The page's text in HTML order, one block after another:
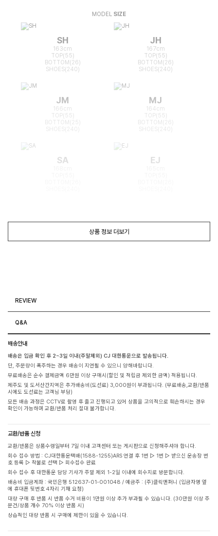
MODEL SIZE
SH
163cm
TOP(55)
BOTTOM(26)
SHOES(240)
JH
167cm
TOP(55)
BOTTOM(26)
SHOES(240)
JM
166cm
TOP(55)
BOTTOM(25)
MJ
164cm
TOP(55)
BOTTOM(26)
SA EJ
상품 정보 더보기
REVIEW
Q&A
배송안내
배송은 입금 확인 후 2~3일 이내(주말제외) CJ 대한통운으로 발송됩니다.
단, 주문량이 폭주하는 경우 배송이 지연될 수 있으니 양해바랍니다.
무료배송은 순수 결제금액 6만원 이상 구매시(할인 및 적립금 제외한 금액) 적용됩니다.
제주도 및 도서산간지역은 추가배송비(도선료) 3,000원이 부과됩니다. (무료배송,교환/반품
시에도 도선료는 고객님 부담)
모든 배송 과정은 CCTV로 촬영 후 출고 진행되고 있어 상품을 고의적으로 훼손하시는 경우
확인이 가능하며 교환/반품 처리 절대 불가합니다.
교환/반품 신청
교환/반품은 상품수령일부터 7일 이내 고객센터 또는 게시판으로 신청해주셔야 합니다.
회수 접수 방법 : CJ대한통운택배(1588-1255)ARS 연결 후 1번 ▷ 1번 ▷ 받으신 운송장 번
호 등록 ▷ 착불로 선택 ▷ 회수접수 완료
회수 접수 후 대한통운 담당 기사가 주말 제외 1-2일 이내에 회수지로 방문합니다.
배송비 입금계좌 : 국민은행 512637-01-001048 / 예금주 : (주)클릭앤퍼니 (입금자명 옆
에 휴대폰 뒷번호 4자리 기재 요청)
대량 구매 후 반품 시 반품 수거 비용이 1만원 이상 추가 부과될 수 있습니다. (30만원 이상 주
문건/상품 개수 70% 이상 반품 시)
상습적인 대량 반품 시 구매에 제한이 있을 수 있습니다.